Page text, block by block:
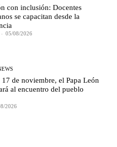
con inclusión: Docentes
se capacitan desde la
- 05/08/2026
17 de noviembre, el Papa León
al encuentro del pueblo
2026